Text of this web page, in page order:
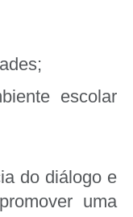
escolar
do diálogo e
uma